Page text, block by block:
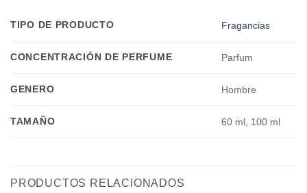
TIPO DE PRODUCTO Fragancias
CONCENTRACIÓN DE PERFUME Parfum
GENERO Hombre
TAMAÑO 60 ml, 100 ml
PRODUCTOS RELACIONADOS